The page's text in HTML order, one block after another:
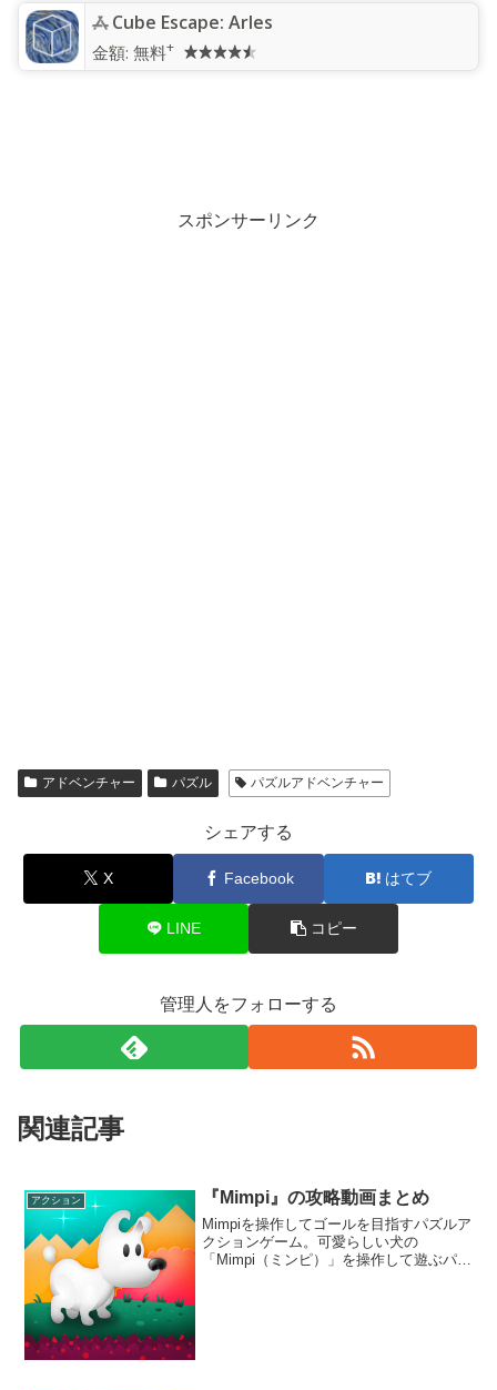
Cube Escape: Arles
金額: 無料+
スポンサーリンク
アドベンチャー パズル パズルアドベンチャー
シェアする
X Facebook はてブ
LINE コピー
管理人をフォローする
関連記事
アクション 『Mimpi』の攻略動画まとめ
Mimpiを操作してゴールを目指すパズルア
クションゲーム。可愛らしい犬の
「Mimpi（ミンピ）」を操作して遊ぶパズ